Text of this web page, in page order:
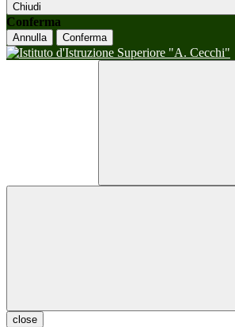
Chiudi
Conferma
Annulla Conferma
close